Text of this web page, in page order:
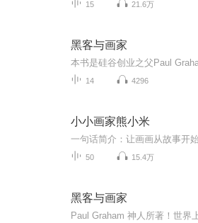
15 21.6万
黑客与画家
14 4296
小小画家熊小米
50 15.4万
黑客与画家